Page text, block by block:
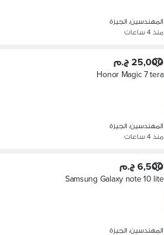
المهندسين، الجيزة
منذ 4 ساعات
25,000 ج.م
Honor Magic 7 tera
المهندسين، الجيزة
منذ 4 ساعات
6,500 ج.م
Samsung Galaxy note 10 lite
المهندسين، الجيزة